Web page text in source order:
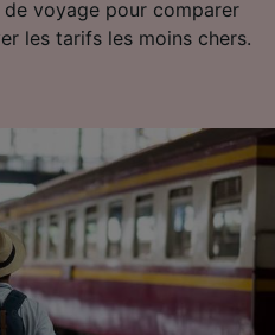
voyage pour comparer
les tarifs les moins chers.